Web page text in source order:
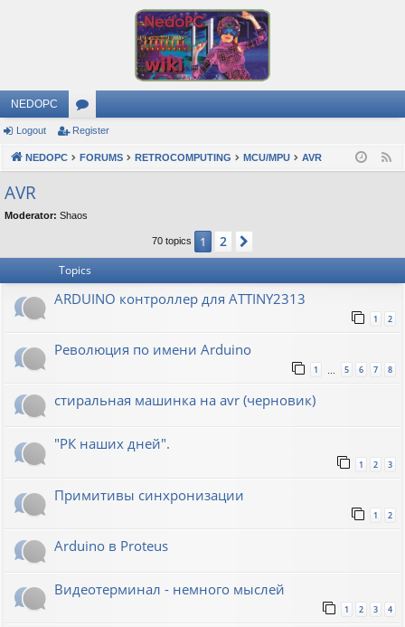
NEDOPC
or
u
s
Logout Register
NEDOPC FORUMS RETROCOMPUTING MCU/MPU AVR
AVR
Moderator: Shaos
70 topics 1 2
Topics
ARDUINO контроллер для ATTINY2313
1 2
Революция по имени Arduino
1 … 5 6 7 8
стиральная машинка на avr (черновик)
"РК наших дней".
1 2 3
Примитивы синхронизации
1 2
Arduino в Proteus
Видеотерминал - немного мыслей
1 2 3 4